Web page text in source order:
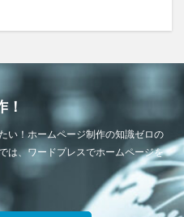
い！ホームページ制作の知識ゼロの
は、ワードプレスでホームページを